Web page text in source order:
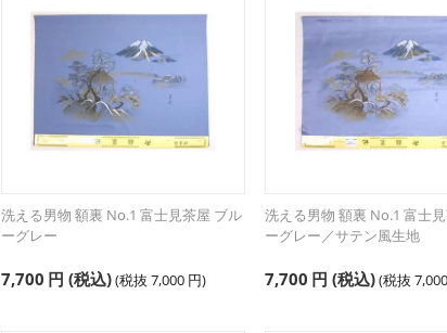
洗える男物 額裏 No.1 富士見茶屋 ブル
ーグレー
7,700 円 (税込)(税抜 7,000 円)
洗える男物 額裏 No.1 富士
ーグレー／サテン風生地
7,700 円 (税込)(税抜7,000